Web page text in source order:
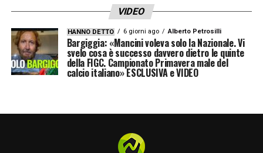
VIDEO
HANNO DETTO 6 giorni ago Alberto Petrosilli
Bargiggia: «Mancini voleva solo la Nazionale. Vi
svelo cosa è successo davvero dietro le quinte
della FIGC. Campionato Primavera male del
calcio italiano» ESCLUSIVA e VIDEO